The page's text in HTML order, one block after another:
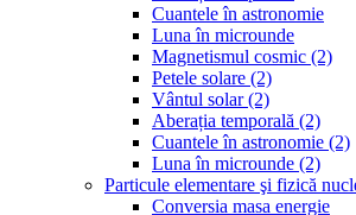
Cuantele în astronomie
Luna în microunde
Magnetismul cosmic (2)
Petele solare (2)
Vântul solar (2)
Aberația temporală (2)
Cuantele în astronomie (2)
Luna în microunde (2)
Particule elementare şi fizică
Conversia masa energie